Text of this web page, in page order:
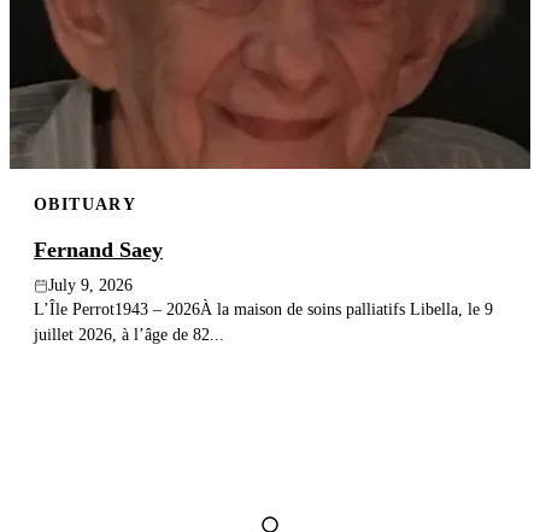
OBITUARY
Fernand Saey
July 9, 2026
L’Île Perrot1943 – 2026À la maison de soins palliatifs Libella, le 9
juillet 2026, à l’âge de 82...